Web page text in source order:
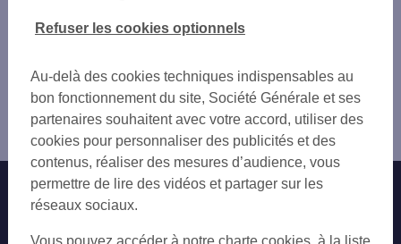
ST ROMAIN DE COLBOSC 4 RUE BION
BRIONNE
RIVES EN SEINE
Vous êtes ici : Accueil
Pont Audemer
Distributeur/automate PONT AUDEMER
Nos engagements Nous contacter
Autres sites SG
Au-delà des cookies techniques indispensables au
bon fonctionnement du site, Société Générale et ses
partenaires souhaitent avec votre accord, utiliser des
cookies pour personnaliser des publicités et des
contenus, réaliser des mesures d’audience, vous
permettre de lire des vidéos et partager sur les
réseaux sociaux.
Vous pouvez accéder à notre charte cookies, à la liste
Refuser les cookies optionnels